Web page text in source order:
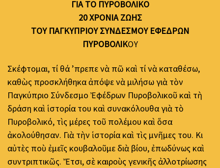
ΓΙΑ ΤΟ ΠΥΡΟΒΟΛΙΚΟ
20 ΧΡΟΝΙΑ ΖΩΗΣ
ΤΟΥ ΠΑΓΚΥΠΡΙΟΥ ΣΥΝΔΕΣΜΟΥ ΕΦΕΔΡΩΝ
ΠΥΡΟΒΟΛΙΚΟΥ
Σκέφτομαι, τί θά ’πρεπε νὰ πῶ καὶ τί νὰ καταθέσω,
καθὼς προσκλήθηκα ἀπόψε νὰ μιλήσω γιὰ τὸν
Παγκύπριο Σύνδεσμο Ἐφέδρων Πυροβολικοῦ καὶ τὴ
δράση καὶ ἱστορία του καὶ συνακόλουθα γιὰ τὸ
Πυροβολικό, τὶς μέρες τοῦ πολέμου καὶ ὅσα
ἀκολούθησαν. Γιὰ τὴν ἱστορία καὶ τὶς μνῆμες του. Κι
αὐτὲς ποὺ ἐμεῖς κουβαλοῦμε διὰ βίου, ἐπωδύνως καὶ
συντριπτικῶς. Ἔτσι, σὲ καιροὺς γενικῆς ἀλλοτρίωσης